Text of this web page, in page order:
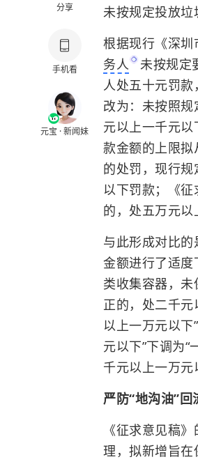
分享
手机看
元宝 · 新闻妹
未按规定投放垃
根据现行《深圳
务人
未按规定
人处五十元罚
改为：未按照
元以上一千元以
款金额的上限
的处罚，现行
以下罚款；《
的，处五万元以
与此形成对比
金额进行了适
类收集容器，
正的，处二千
以上一万元以
元以下”下调为
千元以上一万元
严防“地沟油”回
《征求意见稿
理，拟新增旨在